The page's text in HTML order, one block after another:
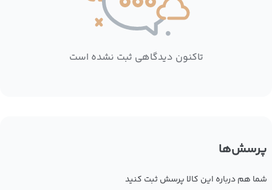
تاکنون دیدگاهی ثبت نشده است
پرسش‌ها
شما هم درباره این کالا پرسش ثبت کنید